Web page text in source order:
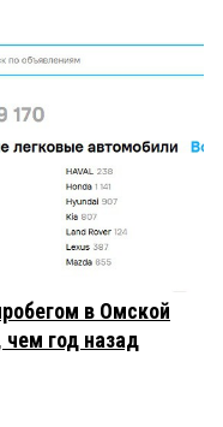
в Омской
чем год назад